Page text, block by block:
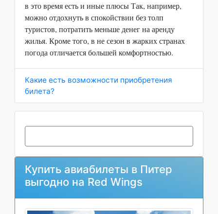
в это время есть и иные плюсы Так, например,
можно отдохнуть в спокойствии без толп
туристов, потратить меньше денег на аренду
жилья. Кроме того, в не сезон в жарких странах
погода отличается большей комфортностью.
Какие есть возможности приобретения
билета?
Купить авиабилеты в Питер
выгодно на Red Wings